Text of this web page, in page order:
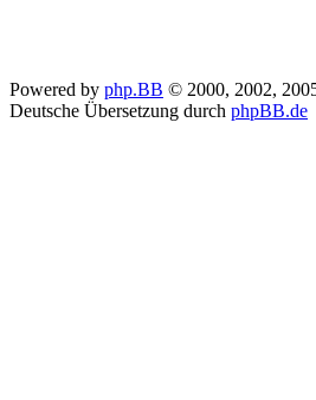
Powered by php.BB © 2000, 2002,
Deutsche Übersetzung durch phpBB.de